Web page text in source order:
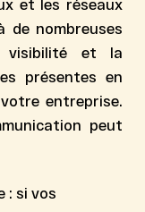
et les réseaux
de nombreuses
visibilité et la
présentes en
entreprise.
peut
: si vos